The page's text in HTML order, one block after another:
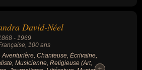
la source s'est rapidement vu
une réputation miraculeuse (et
à être question de guérisons).
niera avoir été témoin de
ou y avoir contribué. Âgée de 14
devient une célébrité internationale.
David-Néel
- 1969
, 100 ans
Aventurière, Chanteuse, Écrivaine,
Musicienne, Religieuse (Art,
+
+